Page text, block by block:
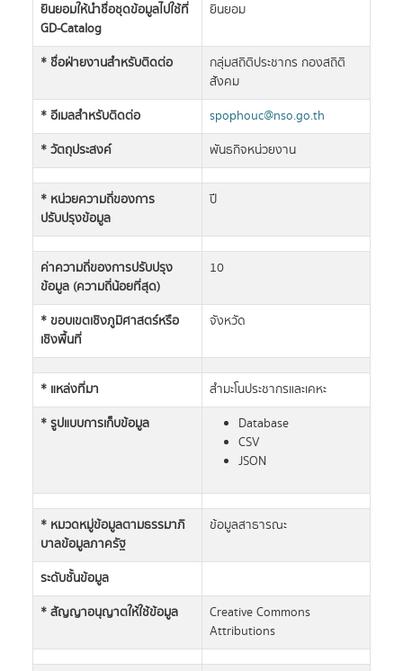
ยินยอมให้นำชื่อชุดข้อมูลไปใช้ที่
GD-Catalog
ยินยอม
* ชื่อฝ่ายงานสำหรับติดต่อ
กลุ่มสถิติประชากร กองสถิติ
สังคม
* อีเมลสำหรับติดต่อ
spophouc@nso.go.th
* วัตถุประสงค์
พันธกิจหน่วยงาน
* หน่วยความถี่ของการ
ปรับปรุงข้อมูล
ปี
ค่าความถี่ของการปรับปรุง
ข้อมูล (ความถี่น้อยที่สุด)
10
* ขอบเขตเชิงภูมิศาสตร์หรือ
เชิงพื้นที่
จังหวัด
* แหล่งที่มา
สำมะโนประชากรและเคหะ
* รูปแบบการเก็บข้อมูล
Database
CSV
JSON
* หมวดหมู่ข้อมูลตามธรรมาภิ
บาลข้อมูลภาครัฐ
ข้อมูลสาธารณะ
ระดับชั้นข้อมูล
* สัญญาอนุญาตให้ใช้ข้อมูล
Creative Commons
Attributions